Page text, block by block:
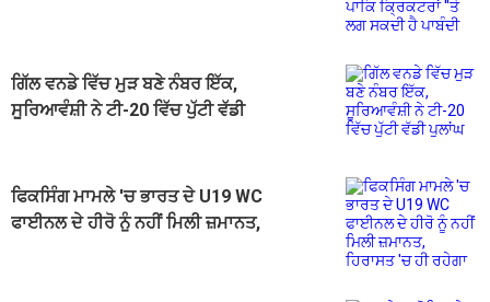
ਗਿੱਲ ਵਨਡੇ ਵਿੱਚ ਮੁੜ ਬਣੇ ਨੰਬਰ ਇੱਕ,
ਸੂਰਿਆਵੰਸ਼ੀ ਨੇ ਟੀ-20 ਵਿੱਚ ਪੁੱਟੀ ਵੱਡੀ
ਫਿਕਸਿੰਗ ਮਾਮਲੇ 'ਚ ਭਾਰਤ ਦੇ U19 WC
ਫਾਈਨਲ ਦੇ ਹੀਰੋ ਨੂੰ ਨਹੀਂ ਮਿਲੀ ਜ਼ਮਾਨਤ,